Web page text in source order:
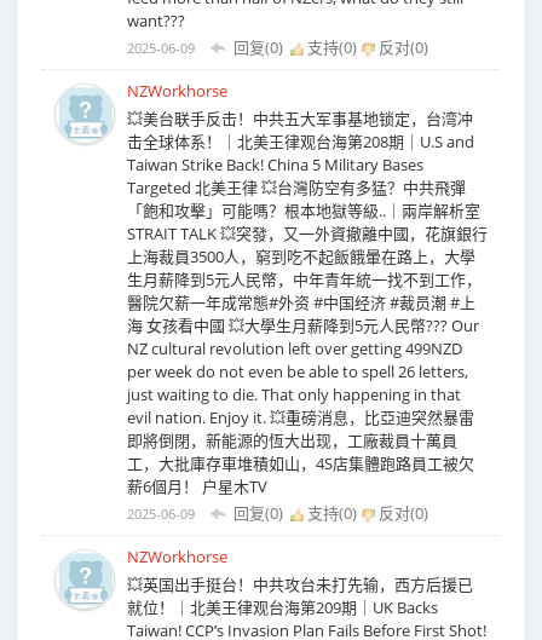
want???
2025-06-09 回复(0) 支持(0) 反对(0)
NZWorkhorse
💥美台联手反击！中共五大军事基地锁定，台湾冲
击全球体系！｜北美王律观台海第208期｜U.S and
Taiwan Strike Back! China 5 Military Bases
Targeted 北美王律 💥台灣防空有多猛？中共飛彈
「飽和攻擊」可能嗎？根本地獄等級..｜兩岸解析室
STRAIT TALK 💥突發，又一外資撤離中國，花旗銀行
上海裁員3500人，窮到吃不起飯餓暈在路上，大學
生月薪降到5元人民幣，中年青年統一找不到工作，
醫院欠薪一年成常態#外资 #中国经济 #裁员潮 #上
海 女孩看中國 💥大學生月薪降到5元人民幣??? Our
NZ cultural revolution left over getting 499NZD
per week do not even be able to spell 26 letters,
just waiting to die. That only happening in that
evil nation. Enjoy it. 💥重磅消息，比亞迪突然暴雷
即將倒閉，新能源的恆大出现，工廠裁員十萬員
工，大批庫存車堆積如山，4S店集體跑路員工被欠
薪6個月！ 户星木TV
2025-06-09 回复(0) 支持(0) 反对(0)
NZWorkhorse
💥英国出手挺台！中共攻台未打先输，西方后援已
就位！｜北美王律观台海第209期｜UK Backs
Taiwan! CCP’s Invasion Plan Fails Before First Shot!